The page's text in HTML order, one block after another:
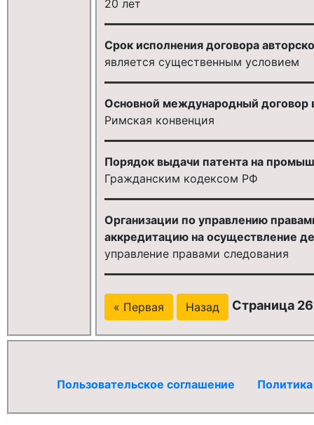
20 лет
Срок исполнения договора
является существенным условием
Основной международный договор
Римская конвенция
Порядок выдачи патента на
Гражданским кодексом РФ
Организации по управлению
аккредитацию на осуществление
управление правами следования
« Первая Назад Страница
Пользовательское соглашение